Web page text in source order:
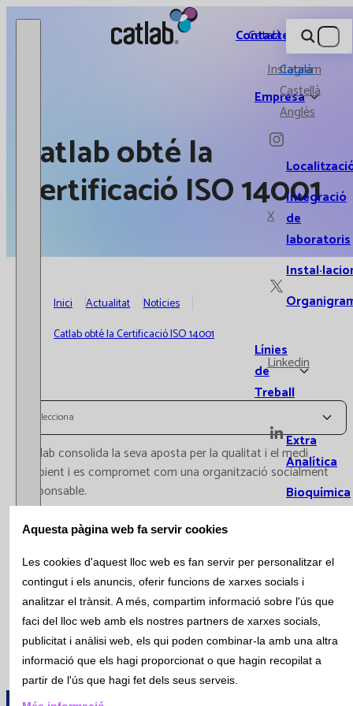
Catlab.
Empresa
Integració
de
laboratoris
Línies
de
Treball
Extra
Analítica
Bioquímica
i
Citometria
Contacte
Instagram
X
Linkedin
Català
Català
Castellà
Anglès
Catlab obté la
Certificació ISO 14001
Inici Actualitat
Notícies
Catlab obté la Certificació ISO 14001
Selecciona
Catlab consolida la seva aposta per la qualitat i el medi
ambient i es compromet com una organització socialment
responsable.
El passat mes d'abril, es va passar satisfactòriament
l'auditoria externa de certificació per la norma UNE-EN ISO
14001:2015 al Laboratori Central de Viladecavalls. Amb la
implantació d'aquesta norma, s'impulsa la millora constant en
la gestió del medi ambient, promovent-se la protecció
ambiental en totes les activitats que desenvolupa Catlab.
Aquesta pàgina web fa servir cookies
Les cookies d'aquest lloc web es fan servir per personalitzar el
contingut i els anuncis, oferir funcions de xarxes socials i
analitzar el trànsit. A més, compartim informació sobre l'ús que
faci del lloc web amb els nostres partners de xarxes socials,
publicitat i anàlisi web, els qui poden combinar-la amb una altra
informació que els hagi proporcionat o que hagin recopilat a
partir de l'ús que hagi fet dels seus serveis.